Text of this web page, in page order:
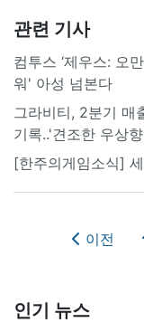
관련 기사
컴투스 ‘제우스: 오
워' 아성 넘본다
그라비티, 2분기 매
기록..'견조한 우상
[한주의게임소식]
이전
인기 뉴스